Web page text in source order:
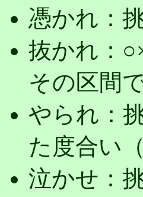
憑かれ：
抜かれ：
その区間
やられ：
た度合い
泣かせ：